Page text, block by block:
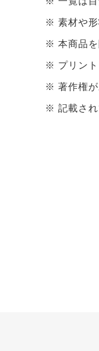
素材や
本商品
プリン
著作権
記載さ